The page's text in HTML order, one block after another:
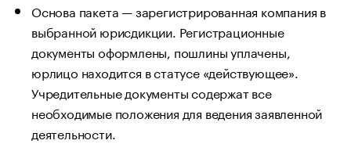
Основа пакета — зарегистрированная компания в
выбранной юрисдикции. Регистрационные
документы оформлены, пошлины уплачены,
юрлицо находится в статусе «действующее».
Учредительные документы содержат все
необходимые положения для ведения заявленной
деятельности.